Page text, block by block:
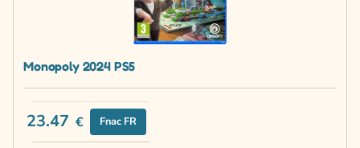
Monopoly 2024 PS5
23.47 € Fnac FR